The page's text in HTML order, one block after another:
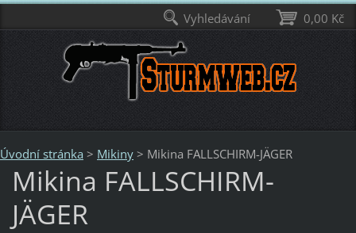
Úvodní stránka > Mikiny > Mikina FALLSCHIRM-JÄGER
Mikina FALLSCHIRM-
JÄGER
0,00 Kč
Vyhledávání